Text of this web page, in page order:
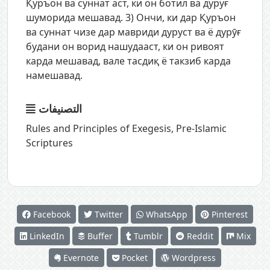
Қуръон ва суннат аст, ки он ботил ва дуруғ
шуморида мешавад. 3) Ончи, ки дар Қуръон
ва суннат чизе дар мавриди дуруст ва ё дурӯғ
будани он ворид нашудааст, ки он ривоят
карда мешавад, вале тасдиқ ё такзиб карда
намешавад.
التصنيفات
Rules and Principles of Exegesis, Pre-Islamic
Scriptures
Facebook Twitter WhatsApp
Pinterest
LinkedIn
Buffer Tumblr Reddit
Mix
Evernote
Pocket Wordpress